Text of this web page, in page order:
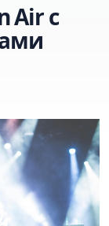
Air с